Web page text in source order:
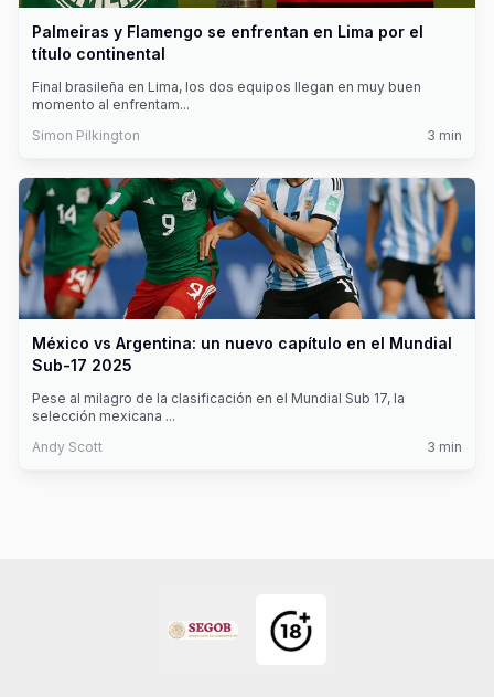
Palmeiras y Flamengo se enfrentan en Lima por el
título continental
Final brasileña en Lima, los dos equipos llegan en muy buen
momento al enfrentam...
Simon Pilkington
3 min
México vs Argentina: un nuevo capítulo en el Mundial
Sub-17 2025
Pese al milagro de la clasificación en el Mundial Sub 17, la
selección mexicana ...
Andy Scott
3 min